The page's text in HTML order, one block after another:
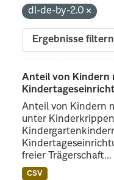
dl-de-by-2.0
Ergebnisse filtern
Anteil von
Anteil von Kindern
unter
freier Trägerschaft...
CSV